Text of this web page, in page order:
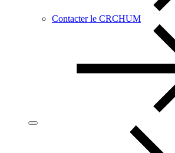
Contacter le CRCHUM